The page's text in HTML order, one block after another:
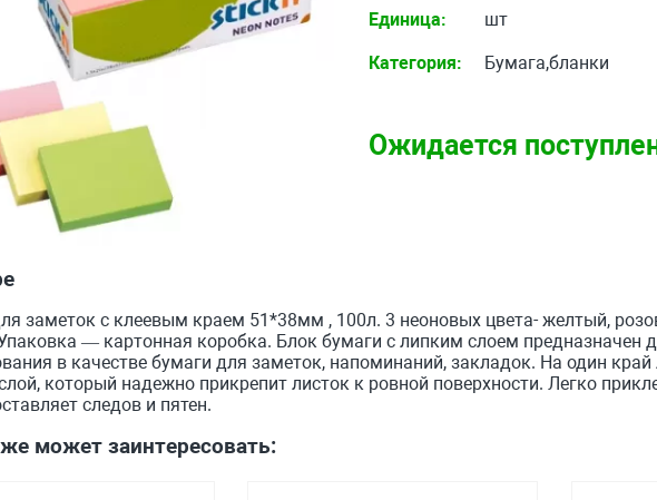
Единица: шт
Категория: Бумага,бланки
Ожидается
заметок с клеевым краем 51*38мм , 100л. 3 неоновых цвета- желтый,
— картонная коробка. Блок бумаги с липким слоем предназначен
в качестве бумаги для заметок, напоминаний, закладок. На один край
который надежно прикрепит листок к ровной поверхности. Легко
следов и пятен.
может заинтересовать: